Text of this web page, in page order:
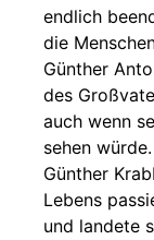
endlich
die
Günther
des
auch wenn
sehen
Günther
Lebens
und landete